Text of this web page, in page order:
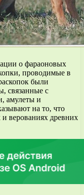
о фараоновых
проводимые в
были
связанные с
амулеты и
на то, что
верованиях древних